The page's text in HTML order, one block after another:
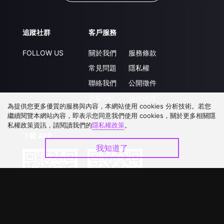
追蹤社群
FOLLOW US
客戶服務
關於我們
常見問題
聯絡我們
服務條款
隱私權
公開徵件
為提供您更多優質的服務與內容，本網站使用 cookies 分析技術。若您
繼續閱覽本網站內容，即表示您同意我們使用 cookies，關於更多相關隱
私權政策資訊，請閱讀我們的隱私權政策。
我知道了